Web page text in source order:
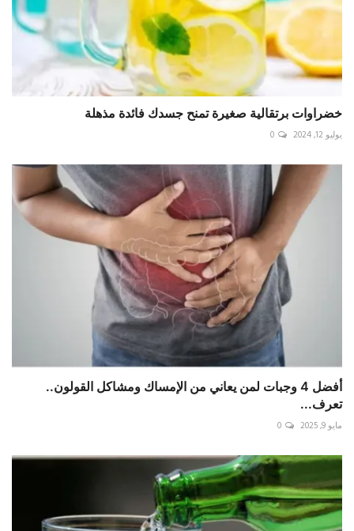
خضراوات برتقالية صغيرة تمنح جسدك فائدة مذهلة
يوليو 12, 2024 0
أفضل 4 وجبات لمن يعاني من الإمساك ومشاكل القولون..
تعرف...
مايو 9, 2025 0